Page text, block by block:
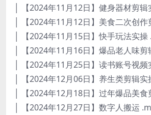
│ 【2024年11月12日】健身器材剪
│ 【2024年11月12日】美食二次创
│ 【2024年11月15日】快手玩法实
│ 【2024年11月16日】爆品老人味
│ 【2024年11月25日】读书账号视
│ 【2024年12月06日】养生类剪辑
│ 【2024年12月18日】过年爆品美
│ 【2024年12月27日】数字人搬运